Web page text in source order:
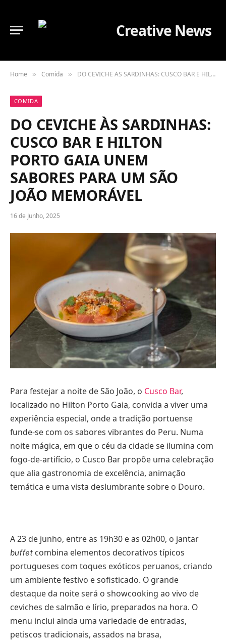
Home » Comida » DO CEVICHE ÀS SARDINHAS: CUSCO BAR E HILTON PORTO GAIA UNEM SABORES PARA UM SÃO JOÃO MEMORÁVEL
COMIDA
DO CEVICHE ÀS SARDINHAS:
CUSCO BAR E HILTON
PORTO GAIA UNEM
SABORES PARA UM SÃO
JOÃO MEMORÁVEL
16 de Junho, 2025
Para festejar a noite de São João, o Cusco Bar,
localizado no Hilton Porto Gaia, convida a viver uma
experiência especial, onde a tradição portuense
funde-se com os sabores vibrantes do Peru. Numa
noite mágica, em que o céu da cidade se ilumina com
fogo-de-artifício, o Cusco Bar propõe uma celebração
que alia gastronomia de excelência, animação
temática e uma vista deslumbrante sobre o Douro.
A 23 de junho, entre as 19h30 e as 02h00, o jantar
buffet combina elementos decorativos típicos
portugueses com toques exóticos peruanos, criando
um ambiente festivo e sofisticado. O grande
destaque da noite será o showcooking ao vivo de
ceviches de salmão e lírio, preparados na hora. O
menu inclui ainda uma variedade de entradas,
petiscos tradicionais, assados na brasa,